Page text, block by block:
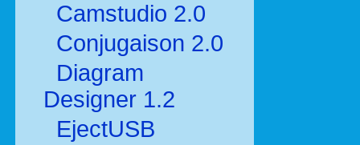
Camstudio 2.0
Conjugaison 2.0
Diagram
Designer 1.2
EjectUSB